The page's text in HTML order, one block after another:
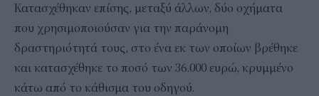
Κατασχέθηκαν επίσης, μεταξύ άλλων, δύο οχήματα
που χρησιμοποιούσαν για την παράνομη
δραστηριότητά τους, στο ένα εκ των οποίων βρέθηκε
και κατασχέθηκε το ποσό των 36.000 ευρώ, κρυμμένο
κάτω από το κάθισμα του οδηγού.